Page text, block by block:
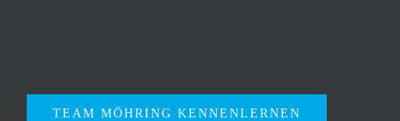
TEAM MÖHRING KENNENLERNEN